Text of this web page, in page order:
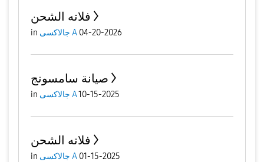
فلاته الشحن
in جالاكسى A 04-20-2026
صيانة سامسونج
in جالاكسى A10-15-2025
فلاته الشحن
in جالاكسى A 01-15-2025